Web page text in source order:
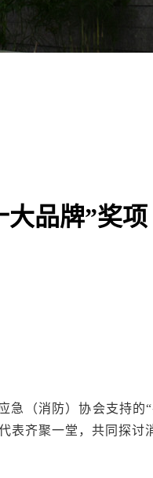
大品牌”奖项
（消防）协会支持的“
表齐聚一堂，共同探讨